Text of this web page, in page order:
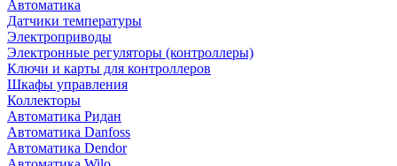
Автоматика
Датчики температуры
Электроприводы
Электронные регуляторы (контроллеры)
Ключи и карты для контроллеров
Шкафы управления
Коллекторы
Автоматика Ридан
Автоматика Danfoss
Автоматика Dendor